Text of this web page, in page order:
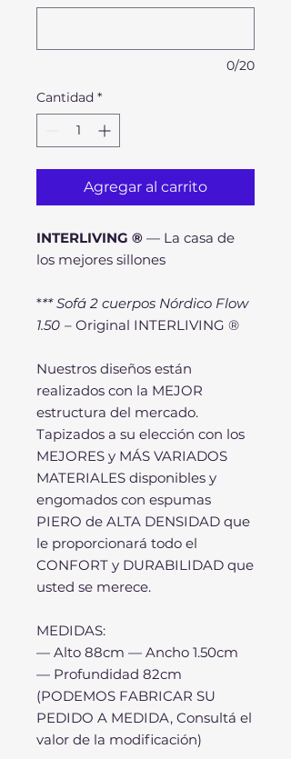
0/20
Cantidad *
Agregar al carrito
INTERLIVING ® — La casa de
los mejores sillones
*** Sofá 2 cuerpos Nórdico Flow
1.50 – Original INTERLIVING ®
Nuestros diseños están
realizados con la MEJOR
estructura del mercado.
Tapizados a su elección con los
MEJORES y MÁS VARIADOS
MATERIALES disponibles y
engomados con espumas
PIERO de ALTA DENSIDAD que
le proporcionará todo el
CONFORT y DURABILIDAD que
usted se merece.
MEDIDAS:
— Alto 88cm — Ancho 1.50cm
— Profundidad 82cm
(PODEMOS FABRICAR SU
PEDIDO A MEDIDA, Consultá el
valor de la modificación)